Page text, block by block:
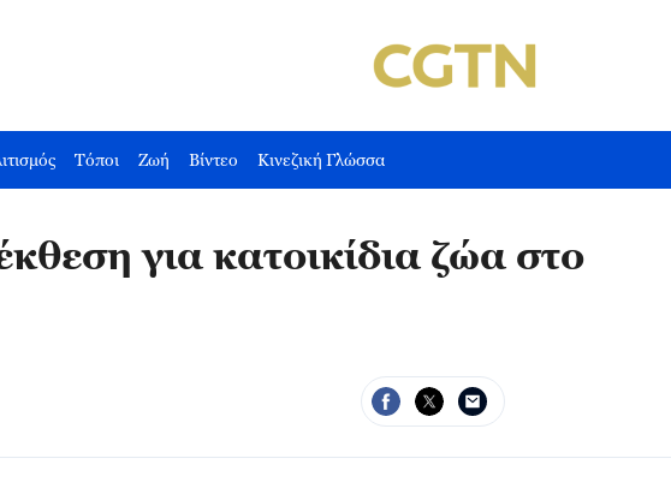
Τόποι Ζωή Βίντεο Κινεζική Γλώσσα
για κατοικίδια ζώα στο